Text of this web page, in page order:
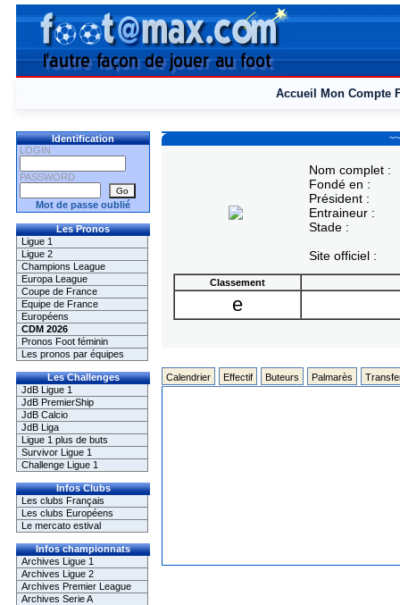
Accueil Mon Compte
Identification
LOGIN
PASSWORD
Mot de passe oublié
Les Pronos
Ligue 1
Ligue 2
Champions League
Europa League
Coupe de France
Equipe de France
Européens
CDM 2026
Pronos Foot féminin
Les pronos par équipes
Les Challenges
JdB Ligue 1
JdB PremierShip
JdB Calcio
JdB Liga
Ligue 1 plus de buts
Survivor Ligue 1
Challenge Ligue 1
Infos Clubs
Les clubs Français
Les clubs Européens
Le mercato estival
Infos championnats
Archives Ligue 1
Archives Ligue 2
Archives Premier League
Archives Serie A
Nom complet :
Fondé en :
Président :
Entraineur :
Stade :
Site officiel :
Classement
e
Calendrier Effectif Buteurs Palmarès